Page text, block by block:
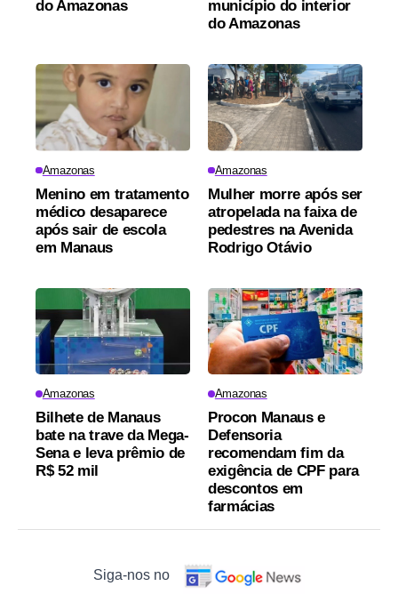
do Amazonas
município do interior
do Amazonas
Amazonas
Menino em tratamento
médico desaparece
após sair de escola
em Manaus
Amazonas
Mulher morre após ser
atropelada na faixa de
pedestres na Avenida
Rodrigo Otávio
Amazonas
Bilhete de Manaus
bate na trave da Mega-
Sena e leva prêmio de
R$ 52 mil
Amazonas
Procon Manaus e
Defensoria
recomendam fim da
exigência de CPF para
descontos em
farmácias
Siga-nos no